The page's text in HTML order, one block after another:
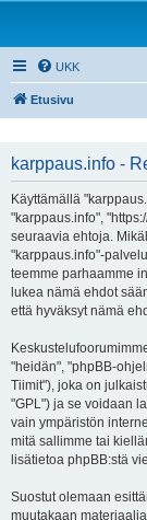
UKK
Etusivu
karppaus.info -
Käyttämällä
"karppaus.info",
seuraavia ehtoja.
"karppaus.info"-
teemme parhaamme
lukea nämä ehdot
että hyväksyt nämä
"heidän", "phpBB-
Tiimit"), joka on
"GPL") ja se voidaan
vain ympäristön
mitä sallimme tai
lisätietoa phpBB:stä
Suostut olemaan
muutakaan